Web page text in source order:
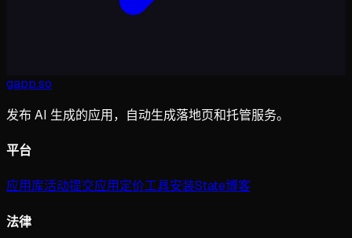
gapp.so
发布 AI 生成的应用，自动生成落地页和托管服务。
平台
应用库活动提交应用定价工具安装State博客
法律